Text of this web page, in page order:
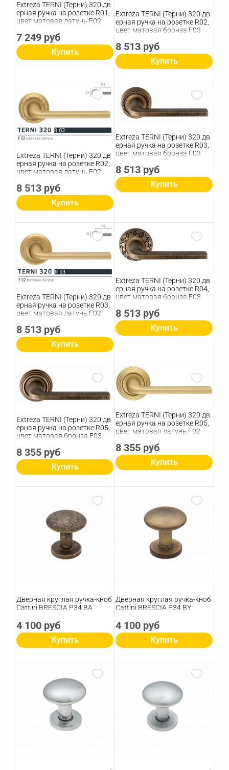
Extreza TERNI (Терни) 320 дв
ерная ручка на розетке R01,
цвет матовая латунь F02
7 249 руб
Купить
Extreza TERNI (Терни) 320 дв
ерная ручка на розетке R02,
цвет матовая бронза F03
8 513 руб
Купить
Extreza TERNI (Терни) 320 дв
ерная ручка на розетке R02,
цвет матовая латунь F02
8 513 руб
Купить
Extreza TERNI (Терни) 320 дв
ерная ручка на розетке R03,
цвет матовая бронза F03
8 513 руб
Купить
Extreza TERNI (Терни) 320 дв
ерная ручка на розетке R03,
цвет матовая латунь F02
8 513 руб
Купить
Extreza TERNI (Терни) 320 дв
ерная ручка на розетке R04,
цвет матовая бронза F03
8 513 руб
Купить
Extreza TERNI (Терни) 320 дв
ерная ручка на розетке R05,
цвет матовая бронза F03
8 355 руб
Купить
Extreza TERNI (Терни) 320 дв
ерная ручка на розетке R05,
цвет матовая латунь F02
8 355 руб
Купить
Дверная круглая ручка-кноб
Cattini BRESCIA P34 BA
4 100 руб
Купить
Дверная круглая ручка-кноб
Cattini BRESCIA P34 BY
4 100 руб
Купить